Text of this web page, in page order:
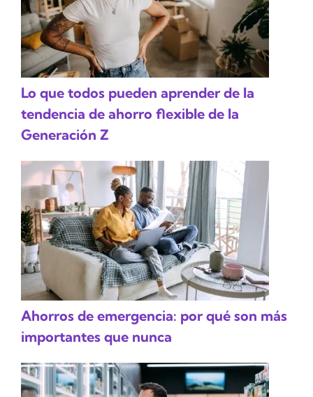
Lo que todos pueden aprender de la
tendencia de ahorro flexible de la
Generación Z
Ahorros de emergencia: por qué son más
importantes que nunca